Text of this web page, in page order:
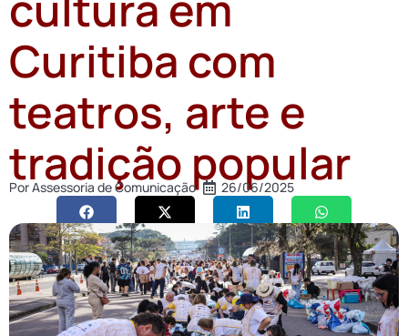
Curitiba com
teatros, arte e
tradição popular
PorAssessoria de Comunicação 26/06/2025